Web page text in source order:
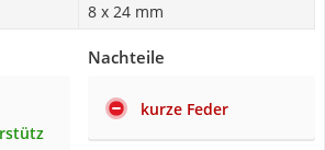
8 x 24 mm
Nachteile
kurze Feder